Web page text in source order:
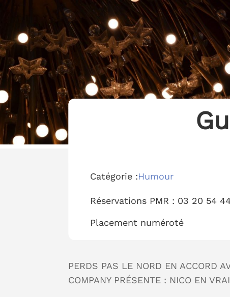
Catégorie :Humour
Réservations PMR : 03 20 54
Placement numéroté
PERDS PAS LE NORD EN ACCORD
COMPANY PRÉSENTE : NICO EN